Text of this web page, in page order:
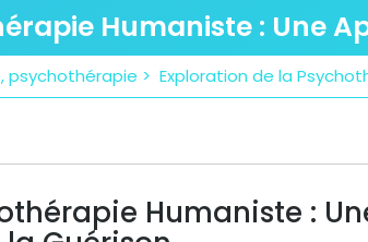
Humaniste : Une
,psychothérapie > Exploration de la
Humaniste :